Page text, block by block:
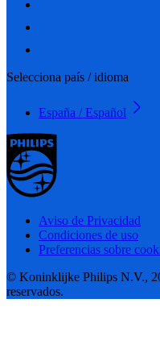
Selecciona país / idioma
España / Español
Aviso de Privacidad
Condiciones de uso
Preferencias sobre
© Koninklijke Philips N.V.,
reservados.